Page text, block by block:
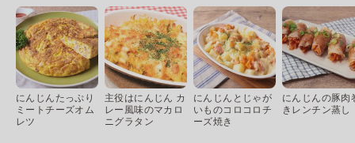
にんじんたっぷり
ミートチーズオム
レツ
主役はにんじん カ
レー風味のマカロ
ニグラタン
にんじんとじゃが
いものコロコロチ
ーズ焼き
にんじんの豚肉
きレンチン蒸し